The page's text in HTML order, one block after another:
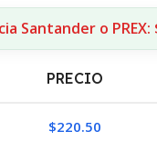
Santander o PREX:
PRECIO
$220.50